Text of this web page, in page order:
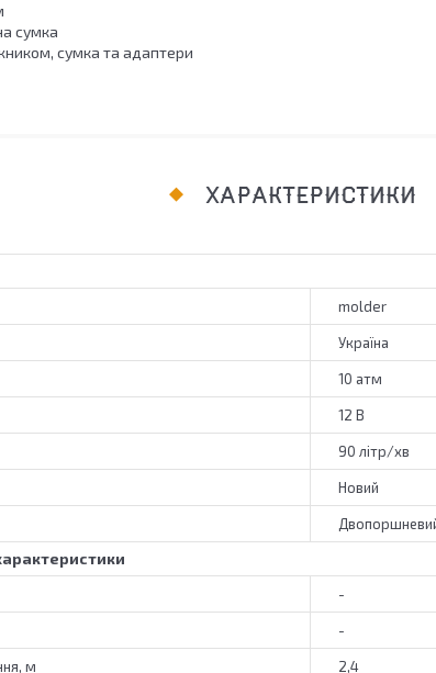
сумка
сумка та адаптери
ХАРАКТЕРИСТИКИ
molder
Україна
10 атм
12 В
90 літр/хв
Новий
-
-
м 2,4